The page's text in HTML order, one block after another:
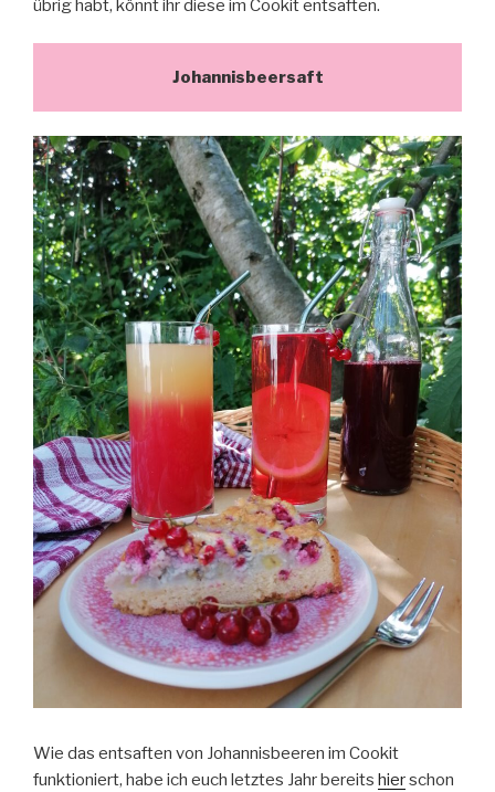
übrig habt, könnt ihr diese im Cookit entsaften.
Johannisbeersaft
Wie das entsaften von Johannisbeeren im Cookit
funktioniert, habe ich euch letztes Jahr bereits hierschon